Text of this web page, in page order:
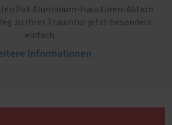
PaX Aluminium-Haustüren-Aktion
zu Ihrer Traumtür jetzt besonders
einfach.
Informationen